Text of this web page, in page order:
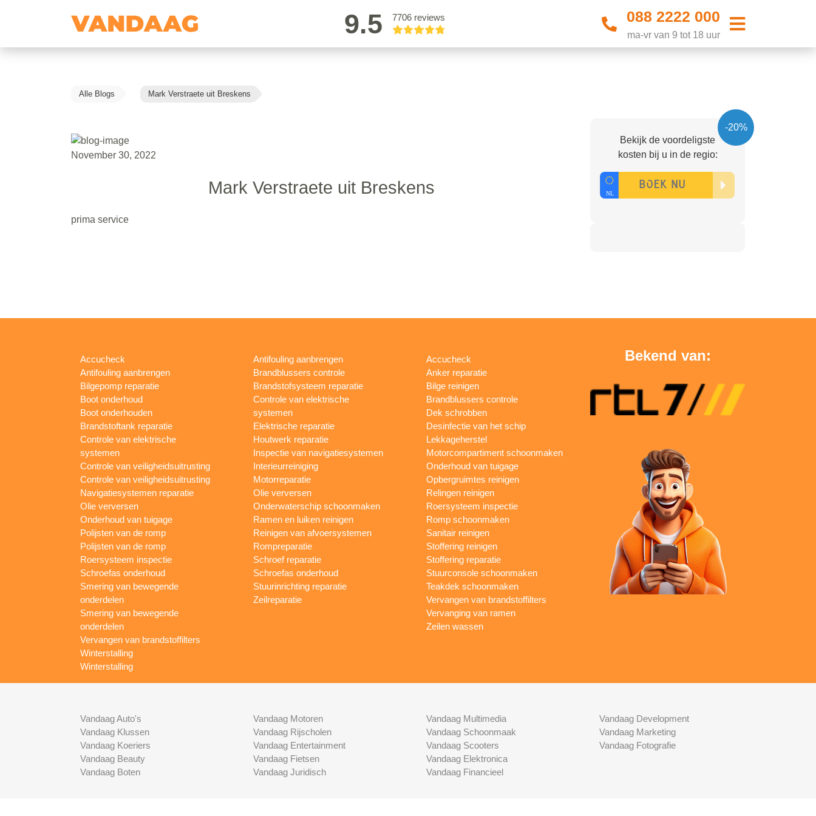
9.5 7706 reviews 088 2222 000
ma-vr van 9 tot 18 uur
Alle Blogs Mark Verstraete uit Breskens
November 30, 2022
Mark Verstraete uit Breskens
prima service
-20%
Bekijk de voordeligste
kosten bij u in de regio:
Accucheck
Antifouling aanbrengen
Bilgepomp reparatie
Boot onderhoud
Boot onderhouden
Brandstoftank reparatie
Controle van elektrische
systemen
Controle van veiligheidsuitrusting
Controle van veiligheidsuitrusting
Navigatiesystemen reparatie
Olie verversen
Onderhoud van tuigage
Polijsten van de romp
Polijsten van de romp
Roersysteem inspectie
Schroefas onderhoud
Smering van bewegende
onderdelen
Smering van bewegende
onderdelen
Vervangen van brandstoffilters
Winterstalling
Winterstalling
Antifouling aanbrengen
Brandblussers controle
Brandstofsysteem reparatie
Controle van elektrische
systemen
Elektrische reparatie
Houtwerk reparatie
Inspectie van navigatiesystemen
Interieurreiniging
Motorreparatie
Olie verversen
Onderwaterschip schoonmaken
Ramen en luiken reinigen
Reinigen van afvoersystemen
Rompreparatie
Schroef reparatie
Schroefas onderhoud
Stuurinrichting reparatie
Zeilreparatie
Accucheck
Anker reparatie
Bilge reinigen
Brandblussers controle
Dek schrobben
Desinfectie van het schip
Lekkageherstel
Motorcompartiment schoonmaken
Onderhoud van tuigage
Opbergruimtes reinigen
Relingen reinigen
Roersysteem inspectie
Romp schoonmaken
Sanitair reinigen
Stoffering reinigen
Stoffering reparatie
Stuurconsole schoonmaken
Teakdek schoonmaken
Vervangen van brandstoffilters
Vervanging van ramen
Zeilen wassen
Bekend van:
Vandaag Auto's
Vandaag Klussen
Vandaag Koeriers
Vandaag Beauty
Vandaag Boten
Vandaag Motoren
Vandaag Rijscholen
Vandaag Entertainment
Vandaag Fietsen
Vandaag Juridisch
Vandaag Multimedia
Vandaag Schoonmaak
Vandaag Scooters
Vandaag Elektronica
Vandaag Financieel
Vandaag Development
Vandaag Marketing
Vandaag Fotografie